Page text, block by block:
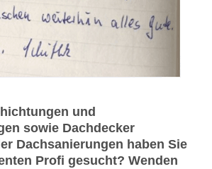
und
sowie Dachdecker
Dachsanierungen haben Sie
Profi gesucht? Wenden